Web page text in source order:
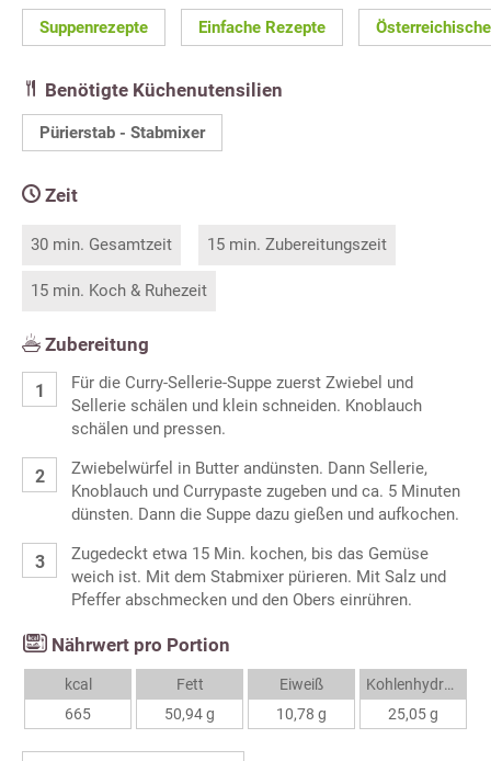
Suppenrezepte Einfache Rezepte
Benötigte Küchenutensilien
Pürierstab - Stabmixer
Zeit
30 min. Gesamtzeit 15 min. Zubereitungszeit
15 min. Koch & Ruhezeit
Zubereitung
Für die Curry-Sellerie-Suppe zuerst Zwiebel und
Sellerie schälen und klein schneiden. Knoblauch
schälen und pressen.
Zwiebelwürfel in Butter andünsten. Dann Sellerie,
Knoblauch und Currypaste zugeben und ca. 5 Minuten
dünsten. Dann die Suppe dazu gießen und aufkochen.
Zugedeckt etwa 15 Min. kochen, bis das Gemüse
weich ist. Mit dem Stabmixer pürieren. Mit Salz und
Pfeffer abschmecken und den Obers einrühren.
Nährwert pro Portion
kcal
665
Fett
50,94 g
Eiweiß
10,78 g
Kohlenhydrate
25,05 g